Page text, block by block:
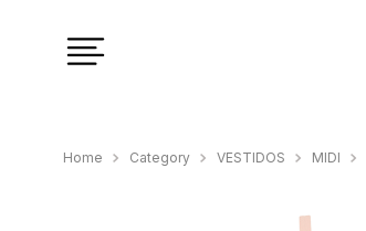
Category VESTIDOS MIDI